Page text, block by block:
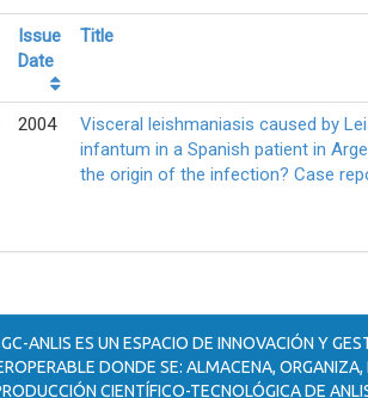
Issue
Date
Title
2004
Visceral leishmaniasis caused by
infantum in a Spanish patient in
the origin of the infection? Case
ANLIS ES UN ESPACIO DE INNOVACIÓN Y
DONDE SE: ALMACENA,
CIENTÍFICO-TECNOLÓGICA DE